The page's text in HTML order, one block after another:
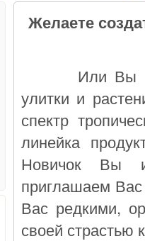
Желаете
Или Вы
улитки и
спектр
линейка
Новичок Вы
приглашаем
Вас редкими,
своей страстью